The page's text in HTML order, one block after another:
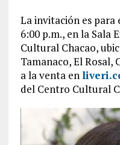
La invitación es para
6:00 p.m., en la Sala
Cultural Chacao,
Tamanaco, El Rosal,
a la venta en
del Centro Cultural